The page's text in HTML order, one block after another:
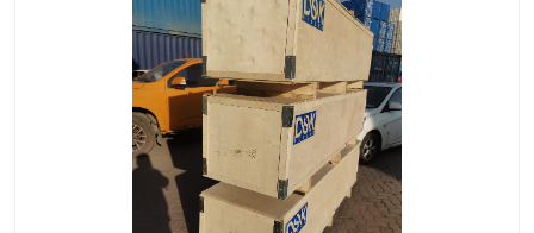
蒙古乌兰巴托空运专线
蒙古乌兰巴托汽运专线
中亚铁路运输